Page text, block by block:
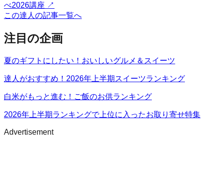
べ2026講座 ↗
この達人の記事一覧へ
注目の企画
夏のギフトにしたい！おいしいグルメ＆スイーツ
達人がおすすめ！2026年上半期スイーツランキング
白米がもっと進む！ご飯のお供ランキング
2026年上半期ランキングで上位に入ったお取り寄せ特集
Advertisement